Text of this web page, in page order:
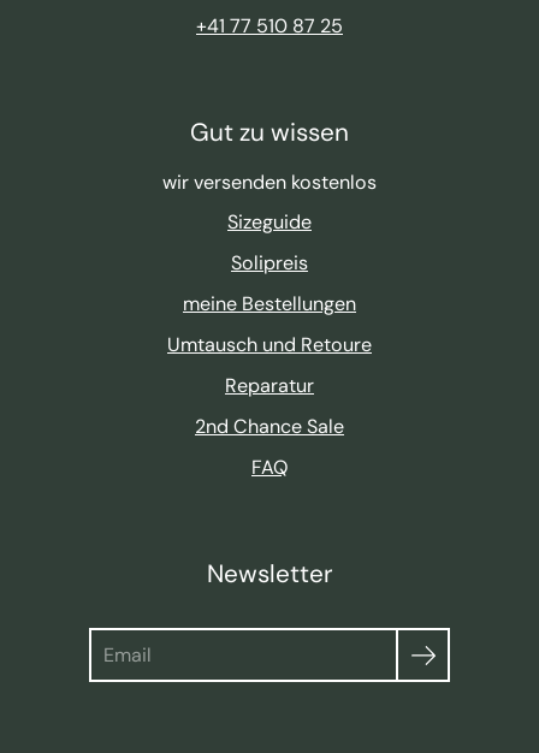
+41 77 510 87 25
Gut zu wissen
wir versenden kostenlos
Sizeguide
Solipreis
meine Bestellungen
Umtausch und Retoure
Reparatur
2nd Chance Sale
FAQ
Newsletter